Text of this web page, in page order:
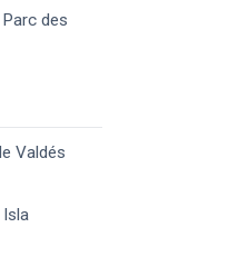
des
Valdés